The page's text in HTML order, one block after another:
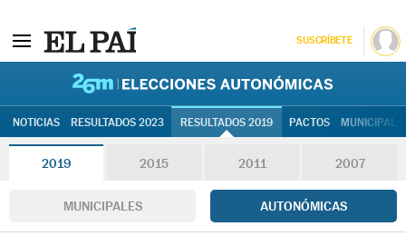
SUSCRÍBETE
NOTICIAS RESULTADOS 2023 RESULTADOS 2019 PACTOS
2019 2015 2011 2007
MUNICIPALES AUTONÓMICAS